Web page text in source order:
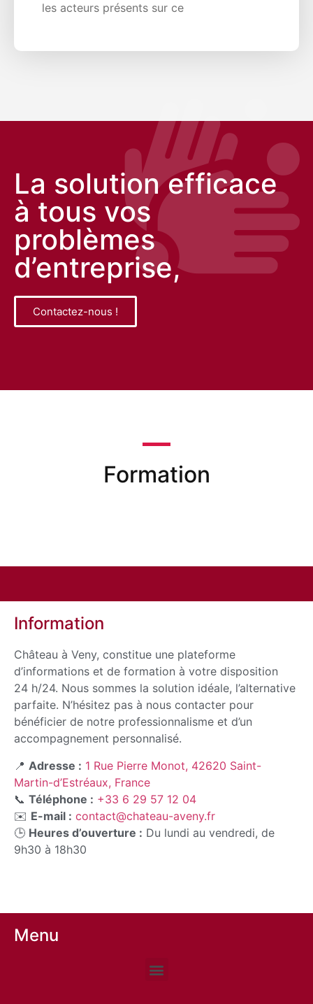
les acteurs présents sur ce
La solution efficace
à tous vos
problèmes
d’entreprise,
Contactez-nous !
Formation
Information
Château à Veny, constitue une plateforme
d’informations et de formation à votre disposition
24 h/24. Nous sommes la solution idéale, l’alternative
parfaite. N’hésitez pas à nous contacter pour
bénéficier de notre professionnalisme et d’un
accompagnement personnalisé.
📍 Adresse : 1 Rue Pierre Monot, 42620 Saint-
Martin-d’Estréaux, France
📞 Téléphone : +33 6 29 57 12 04
✉️ E-mail : contact@chateau-aveny.fr
🕒 Heures d’ouverture : Du lundi au vendredi, de
9h30 à 18h30
Menu